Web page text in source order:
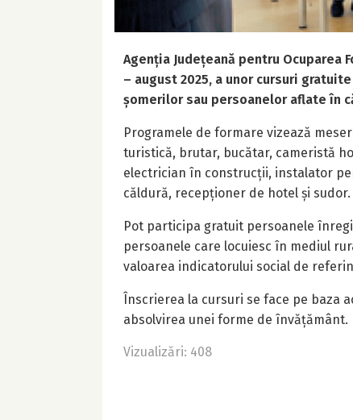
Agenția Județeană pentru Ocuparea
– august 2025, a unor cursuri
șomerilor sau persoanelor aflate în
Programele de formare vizează
turistică, brutar, bucătar, cameristă
electrician în construcții, instalator
căldură, recepționer de hotel și sudor.
Pot participa gratuit persoanele
persoanele care locuiesc în mediul
valoarea indicatorului social de
Înscrierea la cursuri se face pe baza
absolvirea unei forme de învățământ.
Vizualizări: 408